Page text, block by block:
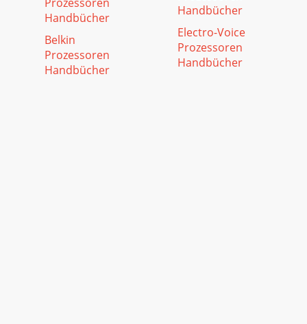
Handbücher
Belkin
Prozessoren
Handbücher
Handbücher
Electro-Voice
Prozessoren
Handbücher